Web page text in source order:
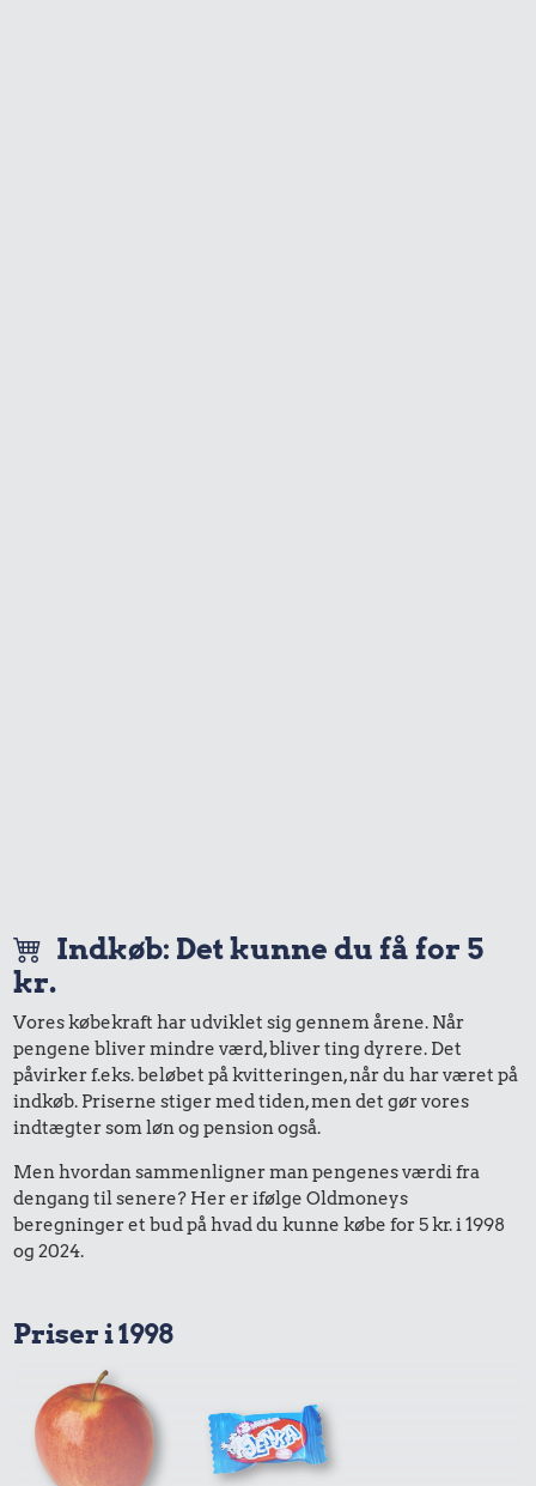
Indkøb: Det kunne du få for 5
kr.
Vores købekraft har udviklet sig gennem årene. Når
pengene bliver mindre værd, bliver ting dyrere. Det
påvirker f.eks. beløbet på kvitteringen, når du har været på
indkøb. Priserne stiger med tiden, men det gør vores
indtægter som løn og pension også.
Men hvordan sammenligner man pengenes værdi fra
dengang til senere? Her er ifølge Oldmoneys
beregninger et bud på hvad du kunne købe for 5 kr. i 1998
og 2024.
Priser i 1998